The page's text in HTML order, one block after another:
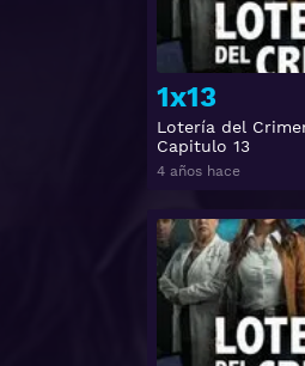
1x13
Lotería del
Capitulo 13
4 años hace